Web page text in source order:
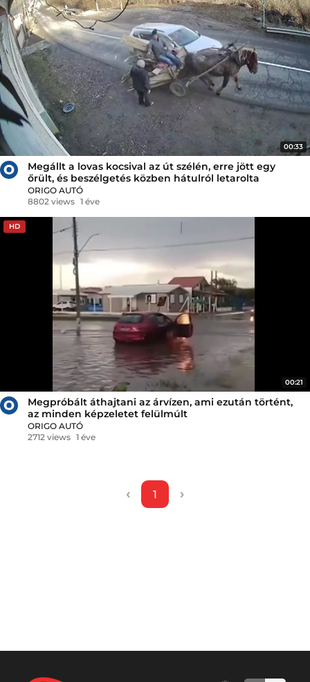
00:33
Megállt a lovas kocsival az út szélén, erre jött egy
őrült, és beszélgetés közben hátulról letarolta
ORIGO AUTÓ
8802 views 1 éve
HD
00:21
Megpróbált áthajtani az árvízen, ami ezután történt,
az minden képzeletet felülmúlt
ORIGO AUTÓ
2712 views 1 éve
‹ 1 ›